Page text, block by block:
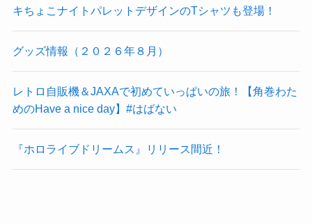
キちょこナイトパレットデザインのTシャツも登場！
グッズ情報（２０２６年８月）
レトロ自販機＆JAXAで初めていっぱいの旅！【角巻わた
めのHave a nice day】#はばない
『ホロライブドリームス』リリース間近！